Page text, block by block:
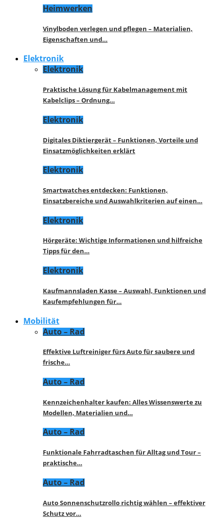
Heimwerken
Vinylboden verlegen und pflegen – Materialien,
Eigenschaften und…
Elektronik
Elektronik
Praktische Lösung für Kabelmanagement mit
Kabelclips – Ordnung…
Elektronik
Digitales Diktiergerät – Funktionen, Vorteile und
Einsatzmöglichkeiten erklärt
Elektronik
Smartwatches entdecken: Funktionen,
Einsatzbereiche und Auswahlkriterien auf einen…
Elektronik
Hörgeräte: Wichtige Informationen und hilfreiche
Tipps für den…
Elektronik
Kaufmannsladen Kasse – Auswahl, Funktionen und
Kaufempfehlungen für…
Mobilität
Auto – Rad
Effektive Luftreiniger fürs Auto für saubere und
frische…
Auto – Rad
Kennzeichenhalter kaufen: Alles Wissenswerte zu
Modellen, Materialien und…
Auto – Rad
Funktionale Fahrradtaschen für Alltag und Tour –
praktische…
Auto – Rad
Auto Sonnenschutzrollo richtig wählen – effektiver
Schutz vor…